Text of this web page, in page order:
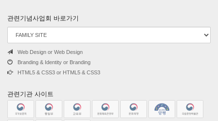
관련기념사업회 바로가기
Web Design or Web Design
Branding & Identity or Branding
HTML5 & CSS3 or HTML5 & CSS3
관련기관 사이트